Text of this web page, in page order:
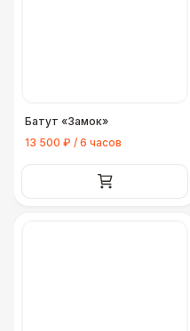
Батут «Замок»
13 500 ₽ / 6 часов